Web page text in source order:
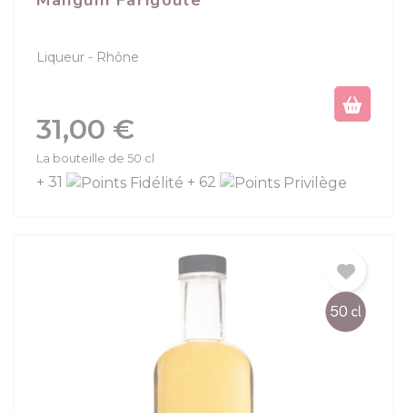
Liqueur Rhône
Prix
31,00 €
La bouteille de 50 cl
+ 31 + 62